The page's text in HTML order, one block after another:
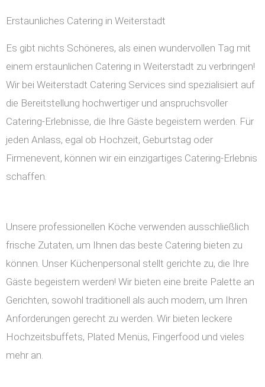
Erstaunliches Catering in Weiterstadt
Es gibt nichts Schöneres, als einen wundervollen Tag mit
einem erstaunlichen Catering in Weiterstadt zu verbringen!
Wir bei Weiterstadt Catering Services sind spezialisiert auf
die Bereitstellung hochwertiger und anspruchsvoller
Catering-Erlebnisse, die Ihre Gäste begeistern werden. Für
jeden Anlass, egal ob Hochzeit, Geburtstag oder
Firmenevent, können wir ein einzigartiges Catering-Erlebnis
schaffen.
Unsere professionellen Köche verwenden ausschließlich
frische Zutaten, um Ihnen das beste Catering bieten zu
können. Unser Küchenpersonal stellt gerichte zu, die Ihre
Gäste begeistern werden! Wir bieten eine breite Palette an
Gerichten, sowohl traditionell als auch modern, um Ihren
Anforderungen gerecht zu werden. Wir bieten leckere
Hochzeitsbuffets, Plated Menüs, Fingerfood und vieles
mehr an.